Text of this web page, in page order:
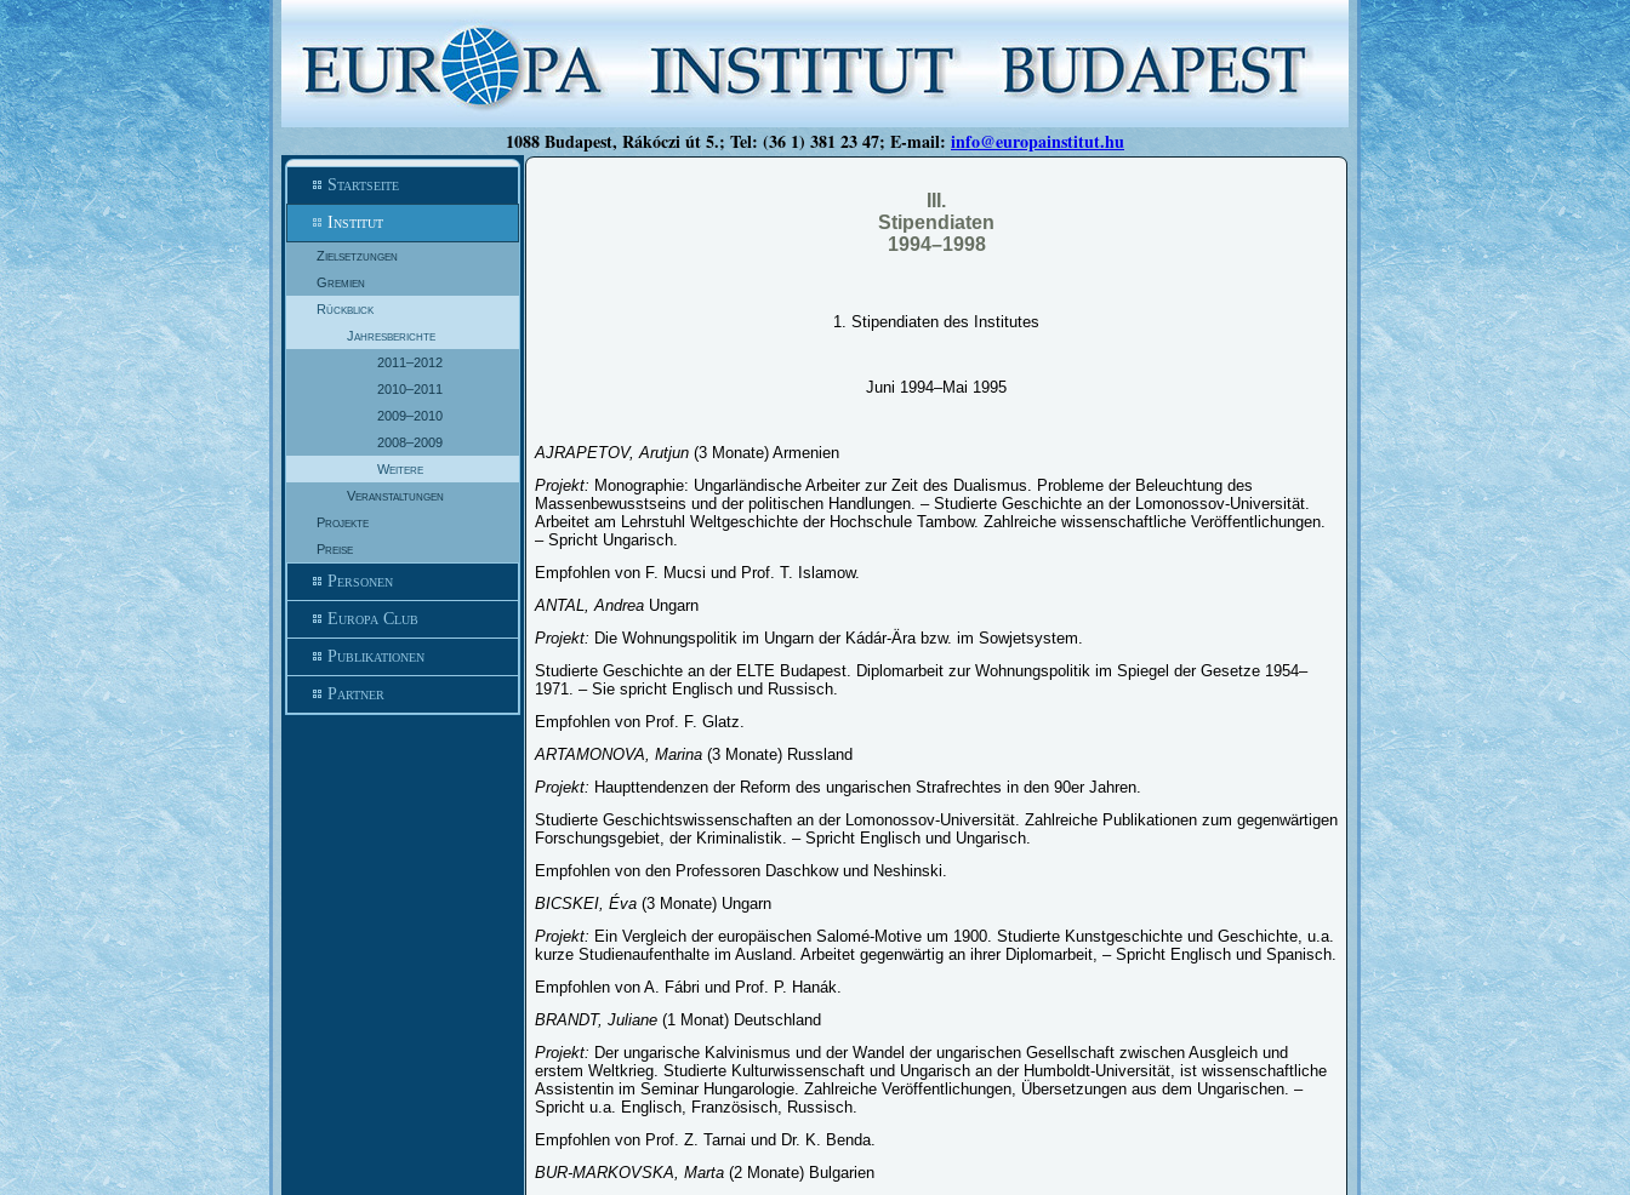
1088 Budapest, Rákóczi út 5.; Tel: (36 1) 381 23 47; E-mail: info@europainstitut.hu
Startseite
Institut
Zielsetzungen
Gremien
Rückblick
Jahresberichte
2011–2012
2010–2011
2009–2010
2008–2009
Weitere
Veranstaltungen
Projekte
Preise
Personen
Europa Club
Publikationen
Partner
III.
Stipendiaten
1994–1998
1. Stipendiaten des Institutes
Juni 1994–Mai 1995
AJRAPETOV, Arutjun (3 Monate) Armenien
Projekt: Monographie: Ungarländische Arbeiter zur Zeit des Dualismus. Probleme der Beleuchtung des
Massenbewusstseins und der politischen Handlungen. – Studierte Geschichte an der Lomonossov-Universität.
Arbeitet am Lehrstuhl Weltgeschichte der Hochschule Tambow. Zahlreiche wissenschaftliche Veröffentlichungen.
– Spricht Ungarisch.
Empfohlen von F. Mucsi und Prof. T. Islamow.
ANTAL, Andrea Ungarn
Projekt: Die Wohnungspolitik im Ungarn der Kádár-Ära bzw. im Sowjetsystem.
Studierte Geschichte an der ELTE Budapest. Diplomarbeit zur Wohnungspolitik im Spiegel der Gesetze 1954–
1971. – Sie spricht Englisch und Russisch.
Empfohlen von Prof. F. Glatz.
ARTAMONOVA, Marina (3 Monate) Russland
Projekt: Haupttendenzen der Reform des ungarischen Strafrechtes in den 90er Jahren.
Studierte Geschichtswissenschaften an der Lomonossov-Universität. Zahlreiche Publikationen zum gegenwärtigen
Forschungsgebiet, der Kriminalistik. – Spricht Englisch und Ungarisch.
Empfohlen von den Professoren Daschkow und Neshinski.
BICSKEI, Éva (3 Monate) Ungarn
Projekt: Ein Vergleich der europäischen Salomé-Motive um 1900. Studierte Kunstgeschichte und Geschichte, u.a.
kurze Studienaufenthalte im Ausland. Arbeitet gegenwärtig an ihrer Diplomarbeit, – Spricht Englisch und Spanisch.
Empfohlen von A. Fábri und Prof. P. Hanák.
BRANDT, Juliane (1 Monat) Deutschland
Projekt: Der ungarische Kalvinismus und der Wandel der ungarischen Gesellschaft zwischen Ausgleich und
erstem Weltkrieg. Studierte Kulturwissenschaft und Ungarisch an der Humboldt-Universität, ist wissenschaftliche
Assistentin im Seminar Hungarologie. Zahlreiche Veröffentlichungen, Übersetzungen aus dem Ungarischen. –
Spricht u.a. Englisch, Französisch, Russisch.
Empfohlen von Prof. Z. Tarnai und Dr. K. Benda.
BUR-MARKOVSKA, Marta (2 Monate) Bulgarien